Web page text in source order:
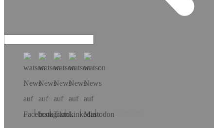
Hol dir die App!